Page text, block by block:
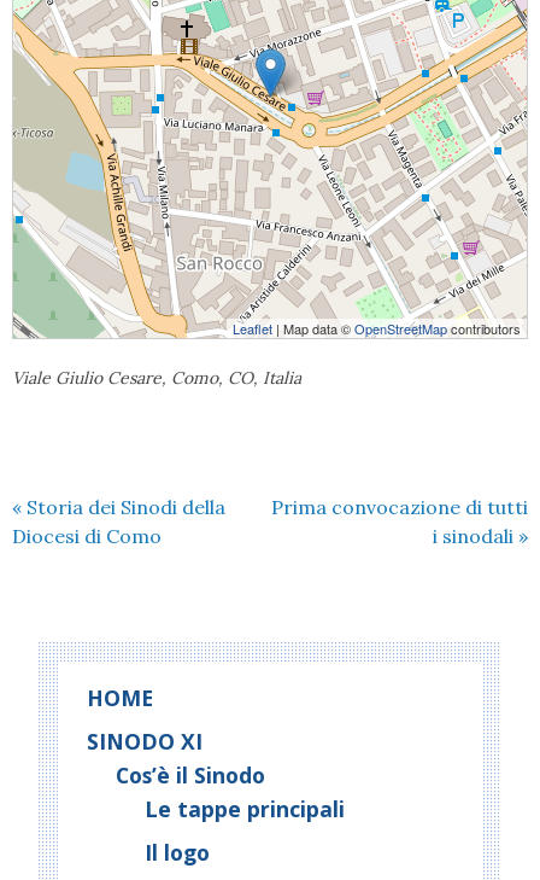
Leaflet | Map data ©OpenStreetMapcontributors
Viale Giulio Cesare, Como, CO, Italia
« Storia dei Sinodi della
Diocesi di Como
Prima convocazione di tutti
i sinodali »
HOME
SINODO XI
Cos’è il Sinodo
Le tappe principali
Il logo